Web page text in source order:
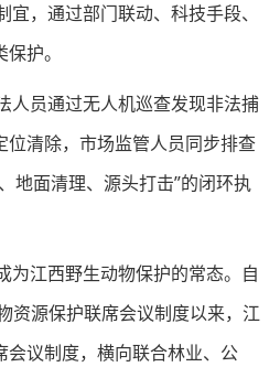
宜，通过部门联动、科技手段、
护。
人员通过无人机巡查发现非法捕
清除，市场监管人员同步排查
地面清理、源头打击”的闭环执
为江西野生动物保护的常态。自
资源保护联席会议制度以来，江
会议制度，横向联合林业、公